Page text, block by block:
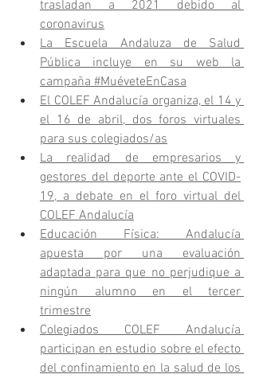
trasladan a 2021 debido al
coronavirus
La Escuela Andaluza de Salud
Pública incluye en su web la
campaña #MuéveteEnCasa
El COLEF Andalucía organiza, el 14 y
el 16 de abril, dos foros virtuales
para sus colegiados/as
La realidad de empresarios y
gestores del deporte ante el COVID-
19, a debate en el foro virtual del
COLEF Andalucía
Educación Física: Andalucía
apuesta por una evaluación
adaptada para que no perjudique a
ningún alumno en el tercer
trimestre
Colegiados COLEF Andalucía
participan en estudio sobre el efecto
del confinamiento en la salud de los